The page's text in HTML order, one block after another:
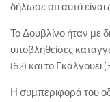
δήλωσε ότι αυτό
Το Δουβλίνο ήταν με
υποβληθείσες
(62) και το Γκάλγουεϊ
Η συμπεριφορά του